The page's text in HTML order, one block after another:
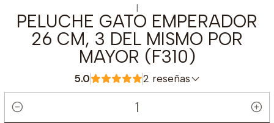
|
PELUCHE GATO EMPERADOR
26 CM, 3 DEL MISMO POR
MAYOR (F310)
5.0 2 reseñas
Cantidad